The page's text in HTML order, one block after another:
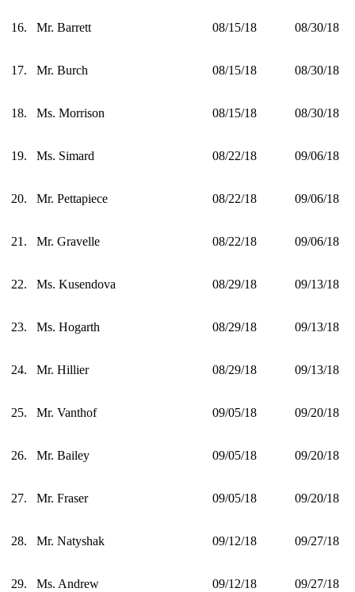
16. Mr. Barrett 08/15/18 08/30/18
17. Mr. Burch 08/15/18 08/30/18
18. Ms. Morrison 08/15/18 08/30/18
19. Ms. Simard 08/22/18 09/06/18
20. Mr. Pettapiece 08/22/18 09/06/18
21. Mr. Gravelle 08/22/18 09/06/18
22. Ms. Kusendova 08/29/18 09/13/18
23. Ms. Hogarth 08/29/18 09/13/18
24. Mr. Hillier 08/29/18 09/13/18
25. Mr. Vanthof 09/05/18 09/20/18
26. Mr. Bailey 09/05/18 09/20/18
27. Mr. Fraser 09/05/18 09/20/18
28. Mr. Natyshak 09/12/18 09/27/18
29. Ms. Andrew 09/12/18 09/27/18